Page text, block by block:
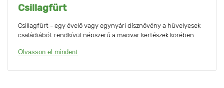
Csillagfürt
Csillagfürt - egy évelő vagy egynyári dísznövény a hüvelyesek
családjából, rendkívül népszerű a magyar kertészek körében.
A magas fajok - a kocsányok hossza elérheti a 150 cm - t - a föld
Olvasson el mindent